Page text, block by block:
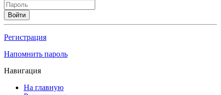
Войти
Регистрация
Напомнить пароль
Навигация
На главную